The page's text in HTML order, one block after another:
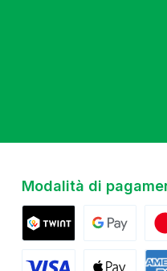
Modalità di
Google Pay